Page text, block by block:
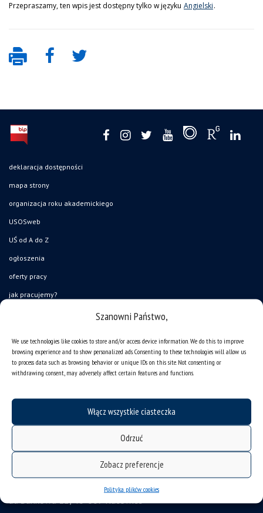
Szanowni Państwo,
We use technologies like cookies to store and/or access device information. We do this to improve
browsing experience and to show personalized ads. Consenting to these technologies will allow us
to process data such as browsing behavior or unique IDs on this site. Not consenting or
withdrawing consent, may adversely affect certain features and functions.
Włącz wszystkie ciasteczka
Odrzuć
Zobacz preferencje
Polityka plików cookies
Przepraszamy, ten wpis jest dostępny tylko w języku Angielski.
deklaracja dostępności
mapa strony
organizacja roku akademickiego
USOSweb
UŚ od A do Z
ogłoszenia
oferty pracy
jak pracujemy?
Wirtualny UŚ
akty prawne UŚ
obronność i bezpieczeństwo
ochrona danych osobowych i klauzule RODO
Uniwersytet Śląski w Katowicach
ul. Bankowa 12, 40-007 Katowice